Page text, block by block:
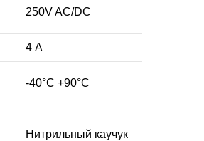
250V AC/DC
4 А
-40°C +90°C
Нитрильный каучук